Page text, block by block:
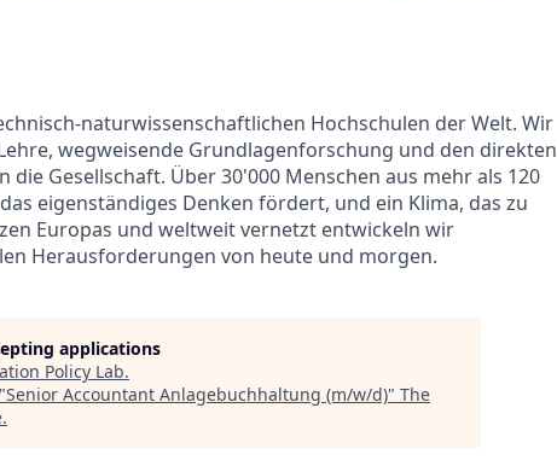
naturwissenschaftlichen Hochschulen der Welt. Wir
wegweisende Grundlagenforschung und den direkten
Gesellschaft. Über 30'000 Menschen aus mehr als 120
eigenständiges Denken fördert, und ein Klima, das zu
Europas und weltweit vernetzt entwickeln wir
Herausforderungen von heute und morgen.
applications
Policy Lab.
Senior Accountant Anlagebuchhaltung (m/w/d)" The
.